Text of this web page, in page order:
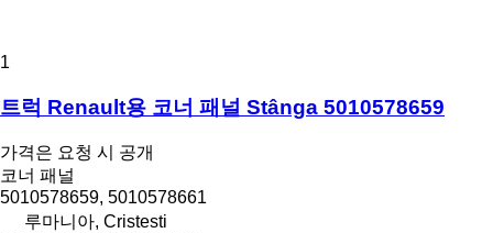
1
트럭 Renault용 코너 패널 Stânga 5010578659
가격은 요청 시 공개
코너 패널
5010578659, 5010578661
루마니아, Cristesti